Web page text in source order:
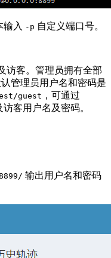
输入 -p 自定义端口号。
访客。管理员拥有全部
管理员用户名和密码是
guest ，可通过
客用户名及密码。
输出用户名和密码